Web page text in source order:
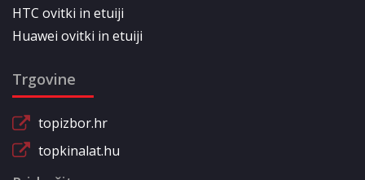
HTC ovitki in etuiji
Huawei ovitki in etuiji
Trgovine
topizbor.hr
topkinalat.hu